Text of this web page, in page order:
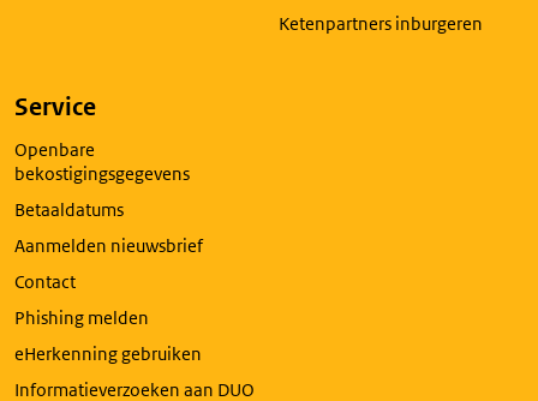
Ketenpartners inburgeren
Service
Openbare
bekostigingsgegevens
Betaaldatums
Aanmelden nieuwsbrief
Contact
Phishing melden
eHerkenning gebruiken
Informatieverzoeken aan DUO